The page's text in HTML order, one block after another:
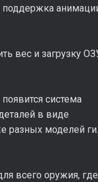
поддержка
вес и загрузку
система
в виде
разных моделей
всего оружия, где